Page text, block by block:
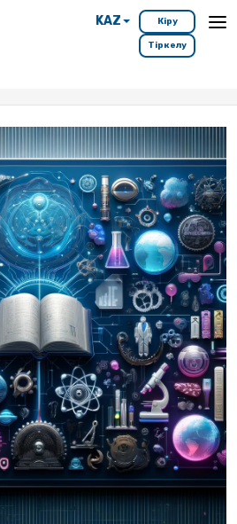
KAZ Кіру
Тіркелу